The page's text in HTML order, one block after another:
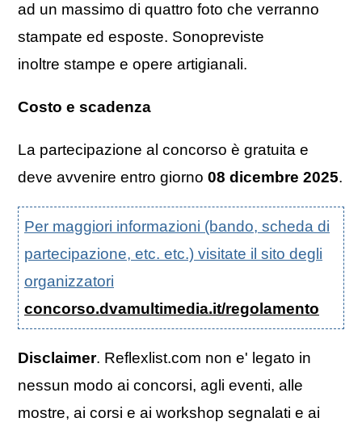
ad un massimo di quattro foto che verranno
stampate ed esposte. Sonopreviste
inoltre stampe e opere artigianali.
Costo e scadenza
La partecipazione al concorso è gratuita e
deve avvenire entro giorno 08 dicembre 2025.
Per maggiori informazioni (bando, scheda di
partecipazione, etc. etc.) visitate il sito degli
organizzatori
concorso.dvamultimedia.it/regolamento
Disclaimer. Reflexlist.com non e' legato in
nessun modo ai concorsi, agli eventi, alle
mostre, ai corsi e ai workshop segnalati e ai